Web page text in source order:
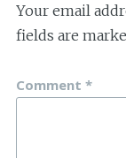
Your email
fields are
Comment *